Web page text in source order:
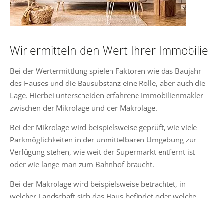
Wir ermitteln den Wert Ihrer Immobilie
Bei der Wertermittlung spielen Faktoren wie das Baujahr
des Hauses und die Bausubstanz eine Rolle, aber auch die
Lage. Hierbei unterscheiden erfahrene Immobilienmakler
zwischen der Mikrolage und der Makrolage.
Bei der Mikrolage wird beispielsweise geprüft, wie viele
Parkmöglichkeiten in der unmittelbaren Umgebung zur
Verfügung stehen, wie weit der Supermarkt entfernt ist
oder wie lange man zum Bahnhof braucht.
Bei der Makrolage wird beispielsweise betrachtet, in
welcher Landschaft sich das Haus befindet oder welche